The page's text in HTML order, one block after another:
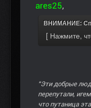
ares25,
ВНИМАНИЕ:
"Эти добрые
перепутали,
что путаница